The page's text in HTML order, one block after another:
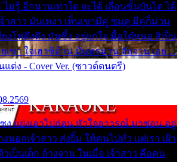
ม่รู้ อีกนานเท่าใด จะได้ เลื่อนขั้นบันได ได้
าสาว มันเหงา เห็นเขามีคู่ ซมดู มีคู่ก็ม่วน
งโห่ตึงตึง มันซึ้ง อยู่แก่ใจ มื้อใด๋หนอ สิเป็น
เขา ใจเฮาซิด้าน มันทรมาน จับจาน เอย…
ต่ง - Cover Ver. (ซาวด์ดนตรี)
ง แย่งเอาไปก่อน หัวใจอาวรณ์ มาซ่อน อยู่
นอกเจ้าสาว ส่งยิ้ม ให้คนไปทั่ว แต่เรา เฝ้า
เป็นเด็ก ล้างจาน ในเมื่อ เจ้าสาว คือคน